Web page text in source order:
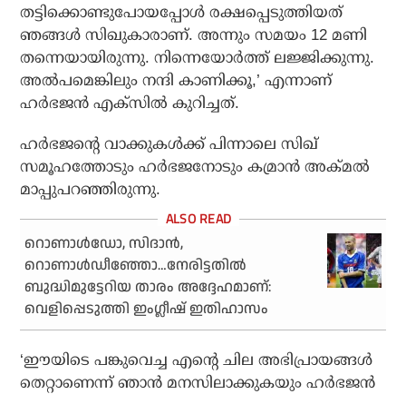
തട്ടിക്കൊണ്ടുപോയപ്പോള്‍ രക്ഷപ്പെടുത്തിയത്
ഞങ്ങള്‍ സിഖുകാരാണ്. അന്നും സമയം 12 മണി
തന്നെയായിരുന്നു. നിന്നെയോര്‍ത്ത് ലജ്ജിക്കുന്നു.
അല്‍പമെങ്കിലും നന്ദി കാണിക്കൂ,’ എന്നാണ്
ഹര്‍ഭജന്‍ എക്‌സില്‍ കുറിച്ചത്.
ഹര്‍ഭജന്റെ വാക്കുകള്‍ക്ക് പിന്നാലെ സിഖ്
സമൂഹത്തോടും ഹര്‍ഭജനോടും കമ്രാന്‍ അക്മല്‍
മാപ്പുപറഞ്ഞിരുന്നു.
റൊണാൾഡോ, സിദാൻ,
റൊണാൾഡീഞ്ഞോ…നേരിട്ടതിൽ
ബുദ്ധിമുട്ടേറിയ താരം അദ്ദേഹമാണ്:
വെളിപ്പെടുത്തി ഇംഗ്ലീഷ് ഇതിഹാസം
‘ഈയിടെ പങ്കുവെച്ച എന്റെ ചില അഭിപ്രായങ്ങള്‍
തെറ്റാണെന്ന് ഞാന്‍ മനസിലാക്കുകയും ഹര്‍ഭജന്‍